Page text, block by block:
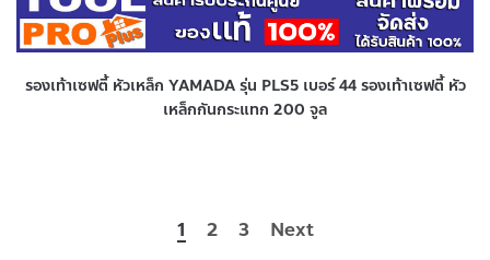
รองเท้าเซฟตี้ หัวเหล็ก YAMADA รุ่น PLS5 เบอร์ 44 รองเท้าเซฟตี้ หัว
เหล็กกันกระแทก 200 จูล
1 2 3 Next